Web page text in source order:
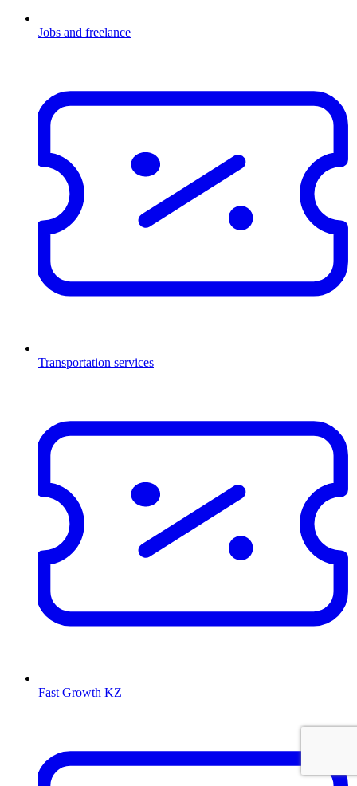
Jobs and freelance
Transportation services
Fast Growth KZ